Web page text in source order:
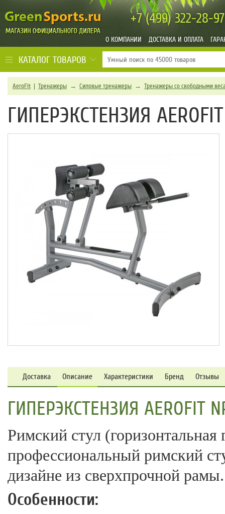
+7 (499)322-28-97
О КОМПАНИИ ДОСТАВКА И ОПЛАТА
КАТАЛОГ ТОВАРОВ
AeroFit| Тренажеры → Силовые тренажеры → Тренажеры со свободными
ГИПЕРЭКСТЕНЗИЯ AEROFIT
Доставка Описание Характеристики Бренд Отзывы
ГИПЕРЭКСТЕНЗИЯ AEROFIT
Римский стул
профессиональный римский
дизайне из сверхпрочной рамы.
Особенности: